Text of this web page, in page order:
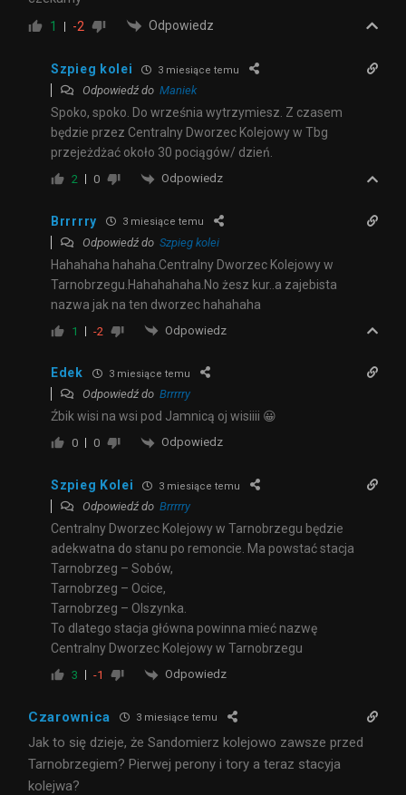
1 -2 Odpowiedz
Szpieg kolei 3 miesiące temu
Odpowiedź do Maniek
Spoko, spoko. Do września wytrzymiesz. Z czasem
będzie przez Centralny Dworzec Kolejowy w Tbg
przejeżdżać około 30 pociągów/ dzień.
2 0 Odpowiedz
Brrrrry 3 miesiące temu
Odpowiedź do Szpieg kolei
Hahahaha hahaha.Centralny Dworzec Kolejowy w
Tarnobrzegu.Hahahahaha.No żesz kur..a zajebista
nazwa jak na ten dworzec hahahaha
1 -2 Odpowiedz
Edek 3 miesiące temu
Odpowiedź do Brrrrry
Źbik wisi na wsi pod Jamnicą oj wisiiii 😀
0 0 Odpowiedz
Szpieg Kolei 3 miesiące temu
Odpowiedź do Brrrrry
Centralny Dworzec Kolejowy w Tarnobrzegu będzie
adekwatna do stanu po remoncie. Ma powstać stacja
Tarnobrzeg – Sobów,
Tarnobrzeg – Ocice,
Tarnobrzeg – Olszynka.
To dlatego stacja główna powinna mieć nazwę
Centralny Dworzec Kolejowy w Tarnobrzegu
3 -1 Odpowiedz
Czarownica 3 miesiące temu
Jak to się dzieje, że Sandomierz kolejowo zawsze przed
Tarnobrzegiem? Pierwej perony i tory a teraz stacyja
kolejwa?